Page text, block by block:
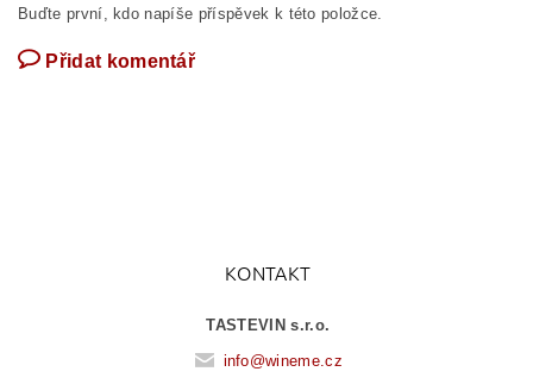
Buďte první, kdo napíše příspěvek k této položce.
Přidat komentář
KONTAKT
TASTEVIN s.r.o.
info@wineme.cz